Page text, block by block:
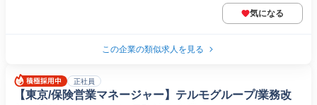
気になる
この企業の類似求人を見る
正社員
【東京/保険営業マネージャー】テルモグループ/業務改